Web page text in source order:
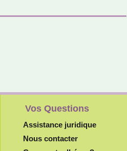
Vos Questions
Assistance juridique
Nous contacter